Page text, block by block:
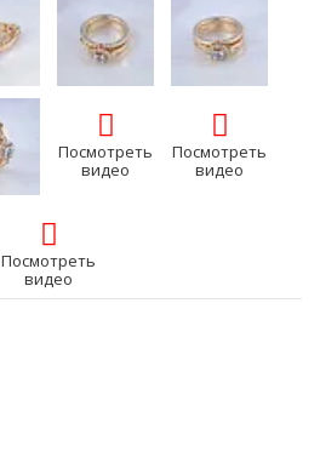
Посмотреть
видео
Посмотреть
видео
Посмотреть
видео